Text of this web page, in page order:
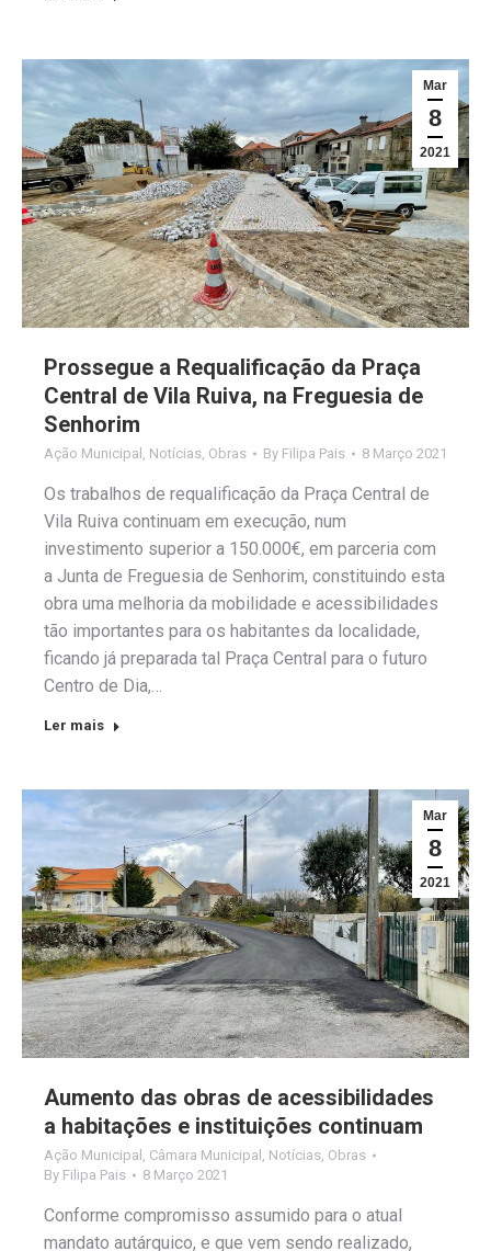
Mar
8
2021
Prossegue a Requalificação da Praça
Central de Vila Ruiva, na Freguesia de
Senhorim
Ação Municipal Notícias Obras By Filipa Pais 8 Março 2021
Os trabalhos de requalificação da Praça Central de
Vila Ruiva continuam em execução, num
investimento superior a 150.000€, em parceria com
a Junta de Freguesia de Senhorim, constituindo esta
obra uma melhoria da mobilidade e acessibilidades
tão importantes para os habitantes da localidade,
ficando já preparada tal Praça Central para o futuro
Centro de Dia,…
Ler mais
Mar
8
2021
Aumento das obras de acessibilidades
a habitações e instituições continuam
Ação Municipal Câmara Municipal Notícias Obras
By Filipa Pais 8 Março 2021
Conforme compromisso assumido para o atual
mandato autárquico, e que vem sendo realizado,